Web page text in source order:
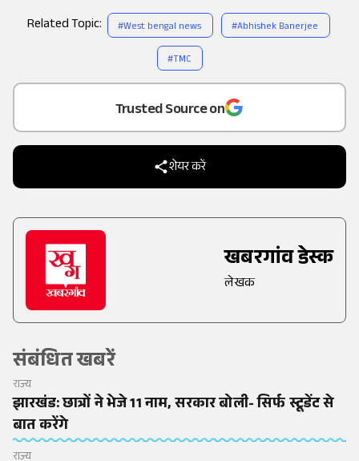
Add
as a
Trusted Source on
शेयर करें
खबरगांव डेस्क
लेखक
संबंधित खबरें
राज्य
झारखंड: छात्रों ने भेजे 11 नाम, सरकार बोली- सिर्फ स्टूडेंट से
बात करेंगे
Related Topic: #West bengal news #Abhishek Banerjee
#TMC